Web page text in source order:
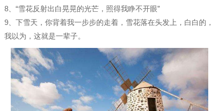
8、“雪花反射出白晃晃的光芒，照得我睁不开眼”
9、下雪天，你背着我一步步的走着，雪花落在头发上，白白的，
我以为，这就是一辈子。